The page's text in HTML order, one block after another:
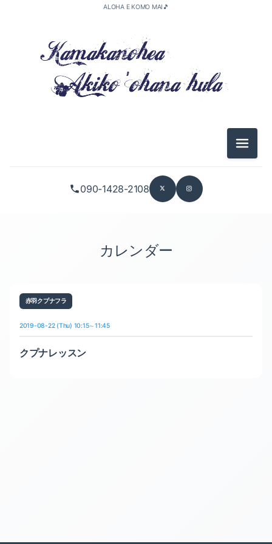
090-1428-2108
ALOHA E KOMO MAI🎵
メニュ
カレンダー
赤羽クプナフラ
2019-08-22 (Thu) 10:15～11:45
クプナレッスン